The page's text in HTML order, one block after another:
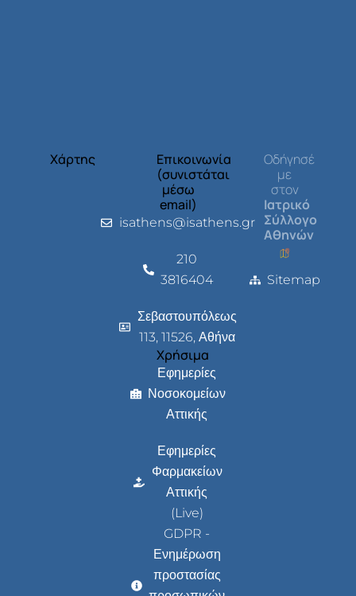
Χάρτης
Επικοινωνία
(συνιστάται
μέσω
email)
isathens@isathens.gr
210
3816404
Σεβαστουπόλεως
113, 11526, Αθήνα
Χρήσιμα
Εφημερίες
Νοσοκομείων
Αττικής
Εφημερίες
Φαρμακείων
Αττικής
(Live)
GDPR -
Ενημέρωση
προστασίας
Οδήγησέ
με
στον
Ιατρικό
Σύλλογο
Αθηνών
Sitemap